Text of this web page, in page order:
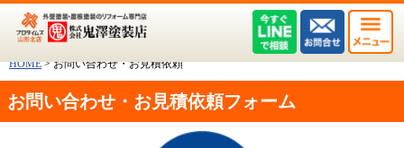
HOME > お問い合わせ・お見積依頼
お問い合わせ・お見積依頼フォーム